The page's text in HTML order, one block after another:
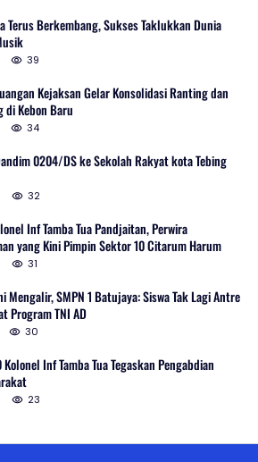
Terus Berkembang, Sukses Taklukkan Dunia
39
Kejaksan Gelar Konsolidasi Ranting dan
di Kebon Baru
34
0204/DS ke Sekolah Rakyat kota Tebing
32
Inf Tamba Tua Pandjaitan, Perwira
yang Kini Pimpin Sektor 10 Citarum Harum
31
Mengalir, SMPN 1 Batujaya: Siswa Tak Lagi Antre
Program TNI AD
30
Inf Tamba Tua Tegaskan Pengabdian
23